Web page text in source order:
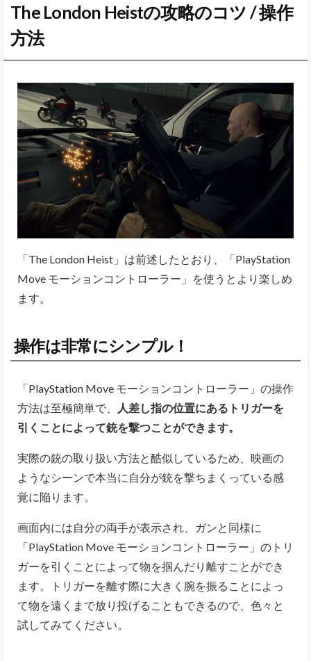
The London Heistの攻略のコツ / 操作
方法
「The London Heist」は前述したとおり、「PlayStation
Move モーションコントローラー」を使うとより楽しめ
ます。
操作は非常にシンプル！
「PlayStation Move モーションコントローラー」の操作
方法は至極簡単で、
人差し指の位置にあるトリガーを
引くことによって銃を撃つことができます。
実際の銃の取り扱い方法と酷似しているため、映画の
ようなシーンで本当に自分が銃を撃ちまくっている感
覚に陥ります。
画面内には自分の両手が表示され、ガンと同様に
「PlayStation Move モーションコントローラー」のトリ
ガーを引くことによって物を掴んだり離すことができ
ます。トリガーを離す際に大きく腕を振ることによっ
て物を遠くまで放り投げることもできるので、色々と
試してみてください。